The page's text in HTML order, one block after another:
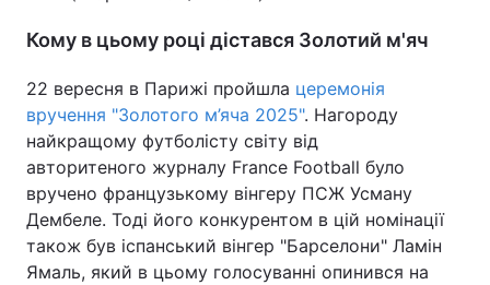
Кому в цьому році дістався Золотий м'яч
22 вересня в Парижі пройшла церемонія
вручення "Золотого м’яча 2025". Нагороду
найкращому футболісту світу від
авторитеного журналу France Football було
вручено французькому вінгеру ПСЖ Усману
Дембеле. Тоді його конкурентом в цій номінації
також був іспанський вінгер "Барселони" Ламін
Ямаль, який в цьому голосуванні опинився на